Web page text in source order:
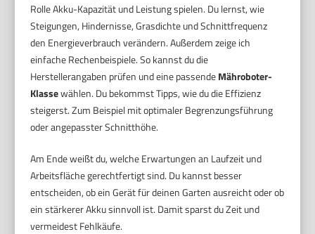
Rolle Akku-Kapazität und Leistung spielen. Du lernst, wie
Steigungen, Hindernisse, Grasdichte und Schnittfrequenz
den Energieverbrauch verändern. Außerdem zeige ich
einfache Rechenbeispiele. So kannst du die
Herstellerangaben prüfen und eine passendeMähroboter-
Klassewählen. Du bekommst Tipps, wie du die Effizienz
steigerst. Zum Beispiel mit optimaler Begrenzungsführung
oder angepasster Schnitthöhe.
Am Ende weißt du, welche Erwartungen an Laufzeit und
Arbeitsfläche gerechtfertigt sind. Du kannst besser
entscheiden, ob ein Gerät für deinen Garten ausreicht oder ob
ein stärkerer Akku sinnvoll ist. Damit sparst du Zeit und
vermeidest Fehlkäufe.